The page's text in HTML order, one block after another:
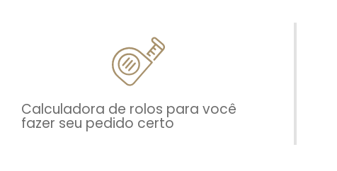
Calculadora de rolos para você
fazer seu pedido certo